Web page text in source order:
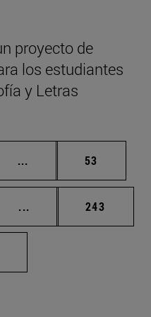
proyecto de
los estudiantes
y Letras
... Páginas intermedias
Página
53
... Páginas intermedias
Página
243